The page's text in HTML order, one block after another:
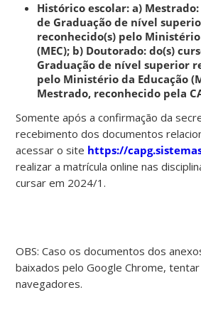
Histórico escolar: a) Mestrado:
de Graduação de nível
reconhecido(s) pelo Ministério
(MEC); b) Doutorado: do(s)
Graduação de nível superior
pelo Ministério da Educação
Mestrado, reconhecido pela
Somente após a confirmação da
recebimento dos documentos
acessar o site https://
realizar a matrícula online nas
cursar em 2024/1.
OBS: Caso os documentos dos
baixados pelo Google Chrome,
navegadores.